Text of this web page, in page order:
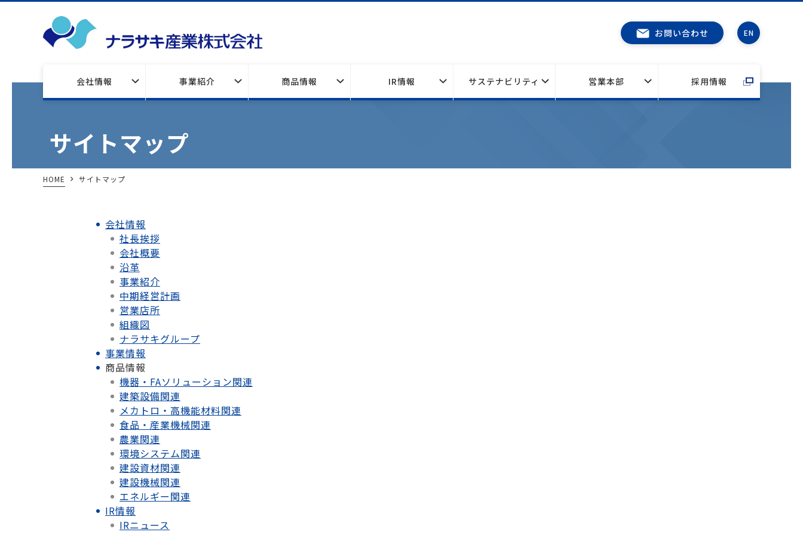
お問い合わせ EN
会社情報 事業紹介 商品情報 IR情報 サステナビリティ 営業本部 採用情報
サイトマップ
HOME サイトマップ
会社情報
社長挨拶
会社概要
沿革
事業紹介
中期経営計画
営業店所
組織図
ナラサキグループ
事業情報
商品情報
機器・FAソリューション関連
建築設備関連
メカトロ・高機能材料関連
食品・産業機械関連
農業関連
環境システム関連
建設資材関連
建設機械関連
エネルギー関連
IR情報
IRニュース